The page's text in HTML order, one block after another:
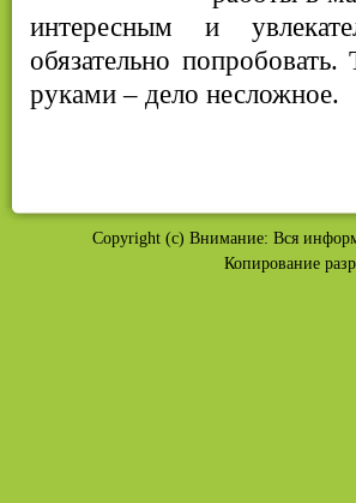
интересным и
обязательно
руками – дело несложное.
Copyright (c) Внимание: Вся
Копирование